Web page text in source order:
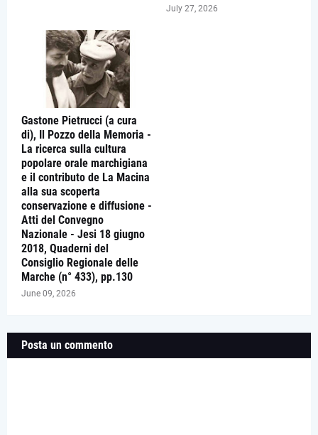
July 27, 2026
Gastone Pietrucci (a cura
di), Il Pozzo della Memoria -
La ricerca sulla cultura
popolare orale marchigiana
e il contributo de La Macina
alla sua scoperta
conservazione e diffusione -
Atti del Convegno
Nazionale - Jesi 18 giugno
2018, Quaderni del
Consiglio Regionale delle
Marche (n° 433), pp.130
June 09, 2026
Posta un commento